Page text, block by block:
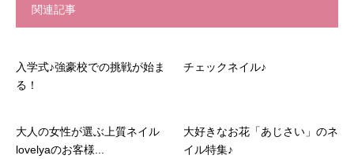
関連記事
入学式♪強豪校での挑戦が始ま
る！
チェックネイル♪
大人の女性が選ぶ上質ネイル
lovelyaのお客様...
大好きなお花「あじさい」のネ
イル特集♪